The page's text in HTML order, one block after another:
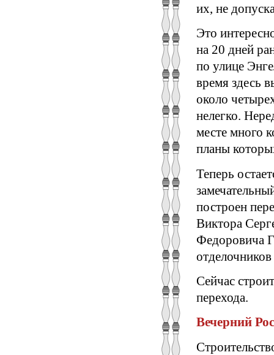
их, не
Это
на 20 дней
по улице
время здесь
около
нелегко.
месте много
планы
Теперь
построен
Виктора
Федоровича
Сейчас
перехода.
Вечерний